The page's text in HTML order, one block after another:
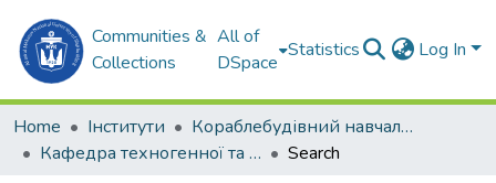
Communities &
Collections
All of
DSpace
Statistics Log In
Home Інститути
Кораблебудівний навчально-науковий інститут (КННІ)
Кафедра техногенної та цивільної безпеки (ТЦБ)
Search